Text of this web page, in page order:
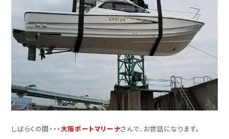
しばらくの間・・・大阪ポートマリーナさんで、お世話になります。